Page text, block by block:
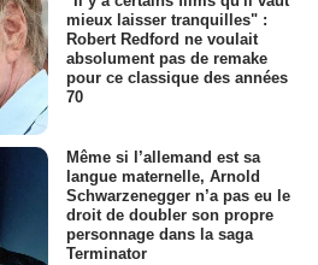
mieux laisser tranquilles" :
Robert Redford ne voulait
absolument pas de remake
pour ce classique des années
70
Même si l’allemand est sa
langue maternelle, Arnold
Schwarzenegger n’a pas eu le
droit de doubler son propre
personnage dans la saga
Terminator